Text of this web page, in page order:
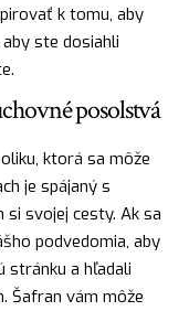
k tomu, aby
ste dosiahli
posolstvá
ktorá sa môže
je spájaný s
si svojej cesty. Ak sa
podvedomia, aby
stránku a hľadali
Šafran vám môže